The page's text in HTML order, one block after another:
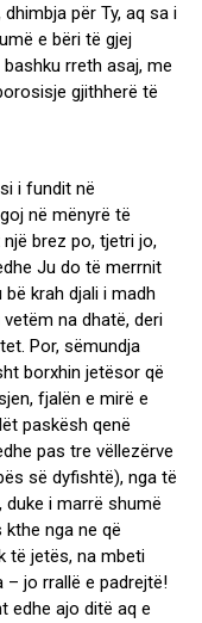
për Ty, aq sa i
e bëri të gjej
rreth asaj, me
gjithherë të
i fundit në
në mënyrë të
brez po, tjetri jo,
Ju do të merrnit
krah djali i madh
na dhatë, deri
Por, sëmundja
borxhin jetësor që
fjalën e mirë e
paskësh qenë
pas tre vëllezërve
së dyfishtë), nga të
duke i marrë shumë
nga ne që
të jetës, na mbeti
– jo rrallë e padrejtë!
edhe ajo ditë aq e